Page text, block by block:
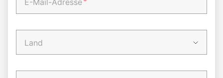
E-Mail-Adresse
Land